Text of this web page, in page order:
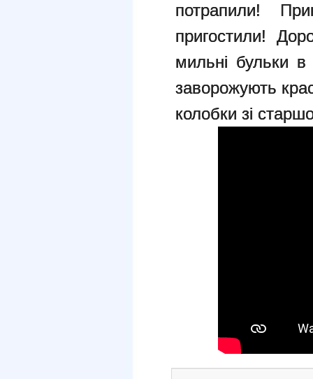
потрапили!
пригостили!
мильні бульки в
заворожують
колобки зі